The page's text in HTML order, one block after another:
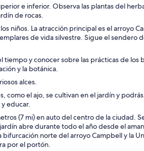
e inferior. Observa las plantas del
de rocas.
niños. La atracción principal es el arroyo
de vida silvestre. Sigue el sendero
y conocer sobre las prácticas de los
y la botánica.
alces.
como el ajo, se cultivan en el jardín y
educar.
(7 mi) en auto del centro de la ciudad.
abre durante todo el año desde el
norte del arroyo Campbell y la
por el portón.